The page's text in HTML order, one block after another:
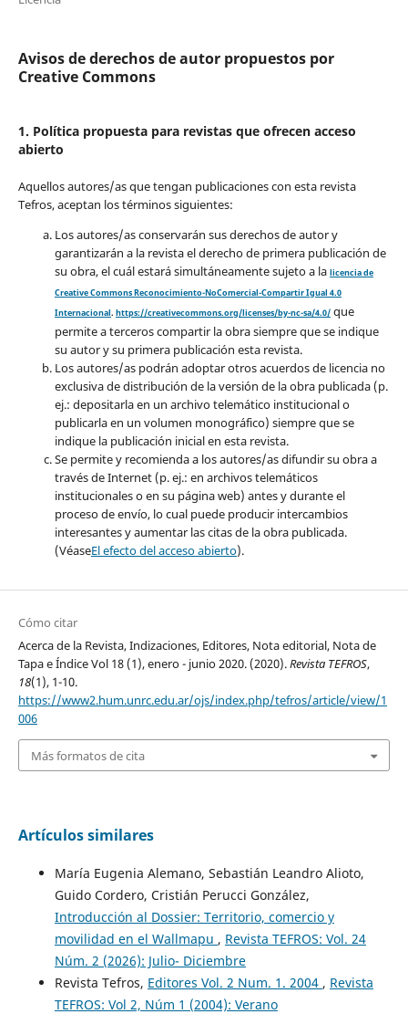
Avisos de derechos de autor propuestos por
Creative Commons
1. Política propuesta para revistas que ofrecen acceso
abierto
Aquellos autores/as que tengan publicaciones con esta revista
Tefros, aceptan los términos siguientes:
Los autores/as conservarán sus derechos de autor y
garantizarán a la revista el derecho de primera publicación de
su obra, el cuál estará simultáneamente sujeto a la licencia de
Creative Commons Reconocimiento-NoComercial-Compartir Igual 4.0
Internacional. https://creativecommons.org/licenses/by-nc-sa/4.0/que
permite a terceros compartir la obra siempre que se indique
su autor y su primera publicación esta revista.
Los autores/as podrán adoptar otros acuerdos de licencia no
exclusiva de distribución de la versión de la obra publicada (p.
ej.: depositarla en un archivo telemático institucional o
publicarla en un volumen monográfico) siempre que se
indique la publicación inicial en esta revista.
Se permite y recomienda a los autores/as difundir su obra a
través de Internet (p. ej.: en archivos telemáticos
institucionales o en su página web) antes y durante el
proceso de envío, lo cual puede producir intercambios
interesantes y aumentar las citas de la obra publicada.
(VéaseEl efecto del acceso abierto).
Cómo citar
Acerca de la Revista, Indizaciones, Editores, Nota editorial, Nota de
Tapa e Índice Vol 18 (1), enero - junio 2020. (2020).Revista TEFROS,
18(1), 1-10.
https://www2.hum.unrc.edu.ar/ojs/index.php/tefros/article/view/1
006
Más formatos de cita
Artículos similares
María Eugenia Alemano, Sebastián Leandro Alioto,
Guido Cordero, Cristián Perucci González,
Introducción al Dossier: Territorio, comercio y
movilidad en el Wallmapu , Revista TEFROS: Vol. 24
Núm. 2 (2026): Julio- Diciembre
Revista Tefros, Editores Vol. 2 Num. 1. 2004 , Revista
TEFROS: Vol 2, Núm 1 (2004): Verano